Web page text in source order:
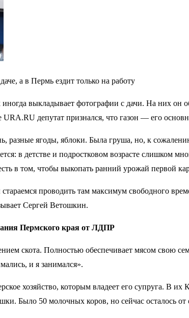
а в Пермь ездит только на работу
выкладывает фотографии с дачи. На них он
URA.RU депутат признался, что газон — его
разные ягоды, яблоки. Была груша, но, к
в детстве и подростковом возрасте слишком
в том, чтобы выкопать ранний урожай
проводить там максимум свободного
Сергей Ветошкин.
Пермского края от ЛДПР
скота. Полностью обеспечивает мясом свою
и я занимался».
хозяйство, которым владеет его супруга.
Было 50 молочных коров, но сейчас осталось